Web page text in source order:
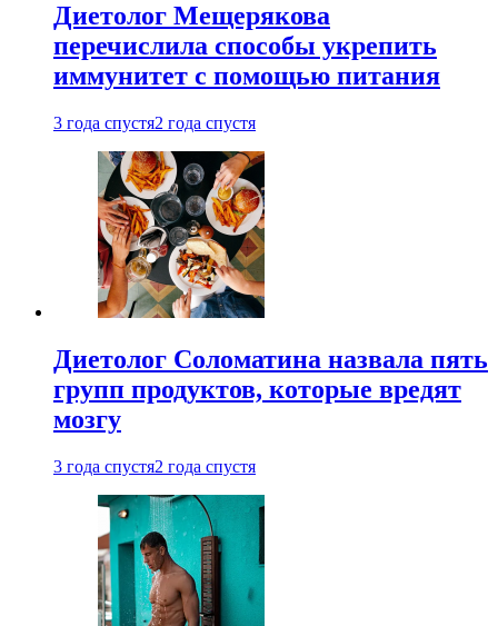
Диетолог Мещерякова
перечислила способы укрепить
иммунитет с помощью питания
3 года спустя2 года спустя
Диетолог Соломатина назвала пять
групп продуктов, которые вредят
мозгу
3 года спустя2 года спустя